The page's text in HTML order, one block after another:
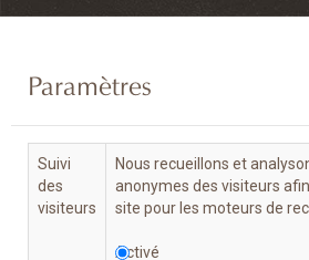
Paramètres
Suivi
des
visiteurs
Nous recueillons et
anonymes des visiteurs
site pour les moteurs de
Activé